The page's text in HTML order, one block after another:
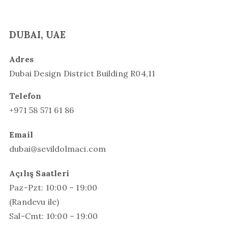
DUBAI, UAE
Adres
Dubai Design District Building R04,11
Telefon
+971 58 571 61 86
Email
dubai@sevildolmaci.com
Açılış Saatleri
Paz-Pzt: 10:00 – 19:00
(Randevu ile)
Sal-Cmt: 10:00 – 19:00